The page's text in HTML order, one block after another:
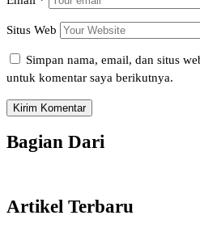
Situs Web
Simpan nama, email, dan situs
untuk komentar saya berikutnya.
Bagian Dari
Artikel Terbaru